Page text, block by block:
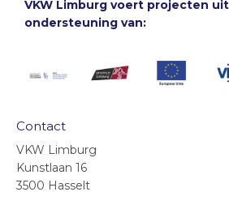
VKW Limburg voert projecten
ondersteuning van:
Contact
VKW Limburg
Kunstlaan 16
3500 Hasselt